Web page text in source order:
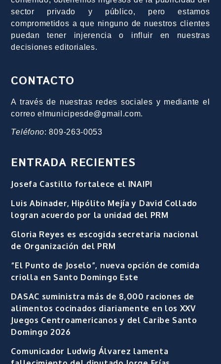
sector privado y público, pero estamos
comprometidos a que ninguno de nuestros clientes
puedan tener injerencia o influir en nuestras
decisiones editoriales.
CONTACTO
A través de nuestras redes sociales y mediante el
correo elmunicipesde@gmail.com.
Teléfono: 809-263-0053
ENTRADA RECIENTES
Josefa Castillo fortalece el INAIPI
Luis Abinader, Hipólito Mejía y David Collado
logran acuerdo por la unidad del PRM
Gloria Reyes es escogida secretaria nacional
de Organización del PRM
“El Punto de Joselo”, nueva opción de comida
criolla en Santo Domingo Este
DASAC suministra más de 8,000 raciones de
alimentos cocinados diariamente en los XXV
Juegos Centroamericanos y del Caribe Santo
Domingo 2026
Comunicador Ludwig Álvarez lamenta